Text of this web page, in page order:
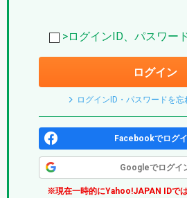
プ
ド
は？
リ)
>ログインID、パスワー
ログイン
ログインID・パスワードを忘
Facebookでログ
Googleでログイ
※現在一時的にYahoo!JAPAN IDで